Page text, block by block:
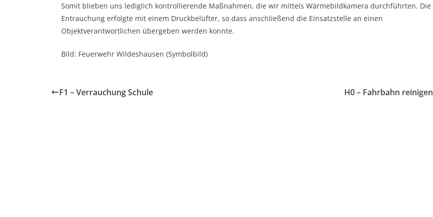
Somit blieben uns lediglich kontrollierende Maßnahmen, die wir mittels Wärmebildkamera durchführten. Die
Entrauchung erfolgte mit einem Druckbelüfter, so dass anschließend die Einsatzstelle an einen
Objektverantwortlichen übergeben werden konnte.
Bild: Feuerwehr Wildeshausen (Symbolbild)
F1 – Verrauchung Schule H0 – Fahrbahn reinigen